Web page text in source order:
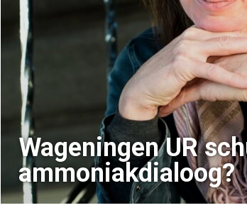
Wageningen UR
ammoniakdialoog?